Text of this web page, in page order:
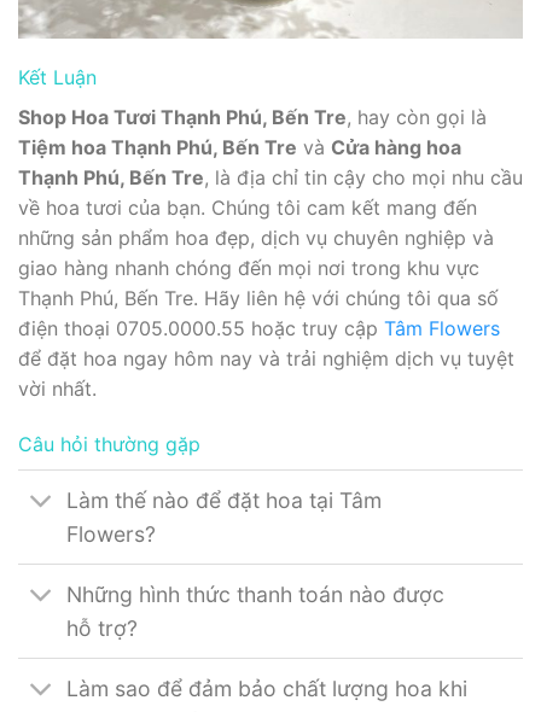
Kết Luận
Shop Hoa Tươi Thạnh Phú, Bến Tre, hay còn gọi là
Tiệm hoa Thạnh Phú, Bến Tre và Cửa hàng hoa
Thạnh Phú, Bến Tre, là địa chỉ tin cậy cho mọi nhu cầu
về hoa tươi của bạn. Chúng tôi cam kết mang đến
những sản phẩm hoa đẹp, dịch vụ chuyên nghiệp và
giao hàng nhanh chóng đến mọi nơi trong khu vực
Thạnh Phú, Bến Tre. Hãy liên hệ với chúng tôi qua số
điện thoại 0705.0000.55 hoặc truy cập Tâm Flowers
để đặt hoa ngay hôm nay và trải nghiệm dịch vụ tuyệt
vời nhất.
Câu hỏi thường gặp
Làm thế nào để đặt hoa tại Tâm
Flowers?
Những hình thức thanh toán nào được
hỗ trợ?
Làm sao để đảm bảo chất lượng hoa khi